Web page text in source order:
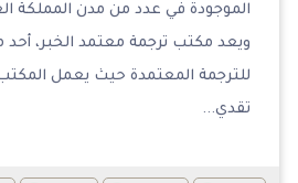
الموجودة في عدد من مدن المملكة
ويعد مكتب ترجمة معتمد الخبر،
للترجمة المعتمدة حيث يعمل
تقدي...